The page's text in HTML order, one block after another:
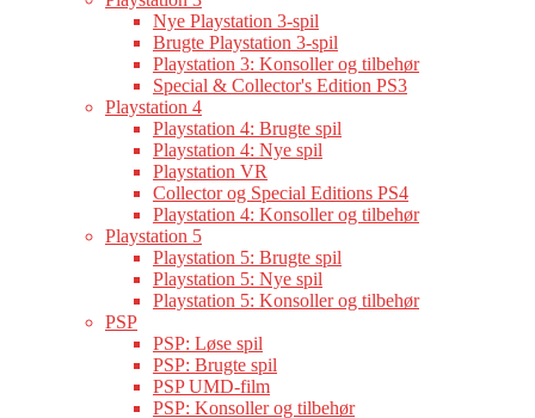
Nye Playstation 3-spil
Brugte Playstation 3-spil
Playstation 3: Konsoller og tilbehør
Special & Collector's Edition PS3
Playstation 4
Playstation 4: Brugte spil
Playstation 4: Nye spil
Playstation VR
Collector og Special Editions PS4
Playstation 4: Konsoller og tilbehør
Playstation 5
Playstation 5: Brugte spil
Playstation 5: Nye spil
Playstation 5: Konsoller og tilbehør
PSP
PSP: Løse spil
PSP: Brugte spil
PSP UMD-film
PSP: Konsoller og tilbehør